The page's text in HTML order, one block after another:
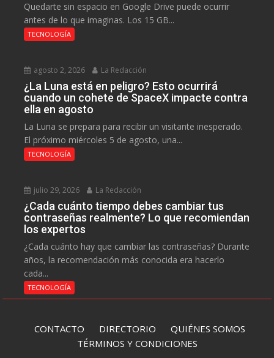
Quedarte sin espacio en Google Drive puede ocurrir
antes de lo que imaginas. Los 15 GB...
TECNOLOGÍA
agosto 2, 2026 La Redacción
¿La Luna está en peligro? Esto ocurrirá
cuando un cohete de SpaceX impacte contra
ella en agosto
La Luna se prepara para recibir un visitante inesperado.
El próximo miércoles 5 de agosto, una...
TECNOLOGÍA
julio 29, 2026 La Redacción
¿Cada cuánto tiempo debes cambiar tus
contraseñas realmente? Lo que recomiendan
los expertos
¿Cada cuánto hay que cambiar las contraseñas? Durante
años, la recomendación más conocida era hacerlo
cada...
TECNOLOGÍA
CONTACTO DIRECTORIO QUIÉNES SOMOS
TÉRMINOS Y CONDICIONES